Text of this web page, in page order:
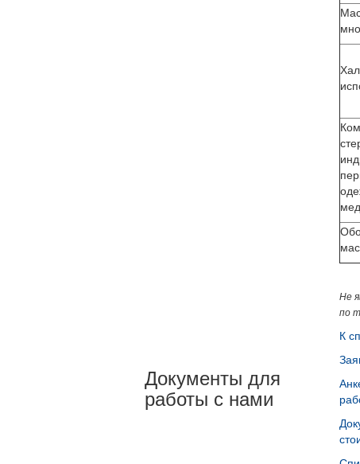
Не
по
К
Документы для
работы с нами